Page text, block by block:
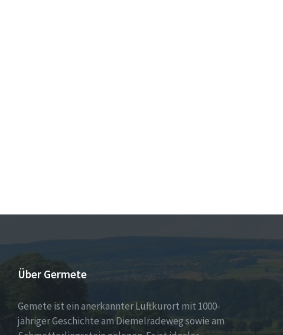
Über Germete
Gemete ist ein anerkannter Luftkurort mit 1000-
jähriger Geschichte am Diemelradeweg sowie am